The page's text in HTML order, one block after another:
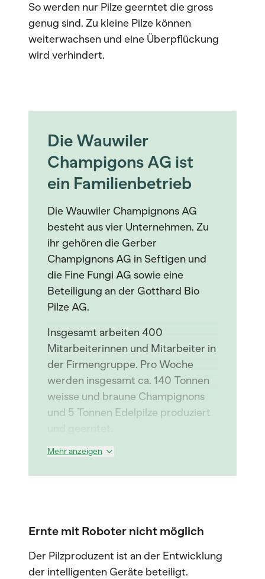
So werden nur Pilze geerntet die gross
genug sind. Zu kleine Pilze können
weiterwachsen und eine Überpflückung
wird verhindert.
Die Wauwiler
Champigons AG ist
ein Familienbetrieb
Die Wauwiler Champignons AG
besteht aus vier Unternehmen. Zu
ihr gehören die Gerber
Champignons AG in Seftigen und
die Fine Fungi AG sowie eine
Beteiligung an der Gotthard Bio
Pilze AG.
Insgesamt arbeiten 400
Mitarbeiterinnen und Mitarbeiter in
der Firmengruppe. Pro Woche
werden insgesamt ca. 140 Tonnen
weisse und braune Champignons
und 5 Tonnen Edelpilze produziert
Mehr anzeigen
Ernte mit Roboter nicht möglich
Der Pilzproduzent ist an der Entwicklung
der intelligenten Geräte beteiligt.